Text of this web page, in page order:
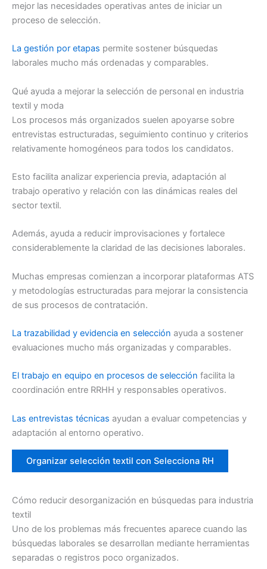
mejor las necesidades operativas antes de iniciar un
proceso de selección.
La gestión por etapas permite sostener búsquedas
laborales mucho más ordenadas y comparables.
Qué ayuda a mejorar la selección de personal en industria
textil y moda
Los procesos más organizados suelen apoyarse sobre
entrevistas estructuradas, seguimiento continuo y criterios
relativamente homogéneos para todos los candidatos.
Esto facilita analizar experiencia previa, adaptación al
trabajo operativo y relación con las dinámicas reales del
sector textil.
Además, ayuda a reducir improvisaciones y fortalece
considerablemente la claridad de las decisiones laborales.
Muchas empresas comienzan a incorporar plataformas ATS
y metodologías estructuradas para mejorar la consistencia
de sus procesos de contratación.
La trazabilidad y evidencia en selección ayuda a sostener
evaluaciones mucho más organizadas y comparables.
El trabajo en equipo en procesos de selección facilita la
coordinación entre RRHH y responsables operativos.
Las entrevistas técnicas ayudan a evaluar competencias y
adaptación al entorno operativo.
Organizar selección textil con Selecciona RH
Cómo reducir desorganización en búsquedas para industria
textil
Uno de los problemas más frecuentes aparece cuando las
búsquedas laborales se desarrollan mediante herramientas
separadas o registros poco organizados.